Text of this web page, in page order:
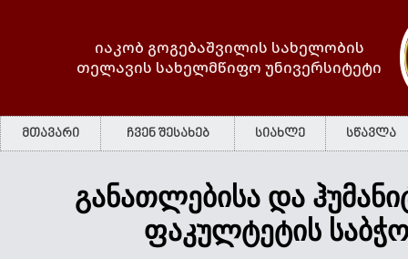
იაკობ გოგებაშვილის სახელობის
თელავის სახელმწიფო უნივერსიტეტი
მთავარი ჩვენ შესახებ სიახლე სწავლა
განათლებისა და
ფაკულტეტის